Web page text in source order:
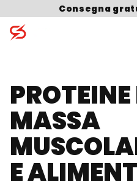
Skip to contentConsegna
PROTEINE
MASSA
E
Search for: